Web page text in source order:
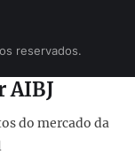
reservados.
AIBJ
do mercado da